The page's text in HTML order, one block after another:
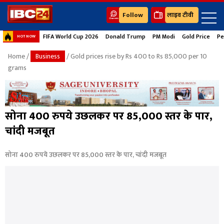
Follow लाइव टीवी
HOT NOW FIFA World Cup 2026 Donald Trump PM Modi Gold Price
Home/ Business
/ Gold prices rise by Rs 400 to Rs 85,000 per 10
grams
सोना 400 रुपये उछलकर पर 85,000 स्तर के पार,
चांदी मजबूत
सोना 400 रुपये उछलकर पर 85,000 स्तर के पार, चांदी मजबूत